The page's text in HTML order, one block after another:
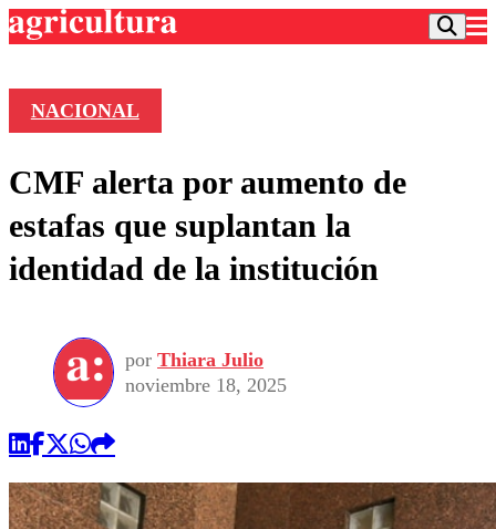
Frecuencias
Agricultura TV
Deportes
Colo Colo
Seleccion Chilena
Torneo Internacional
Universidad de Chile
Entretención
Economía
Internacional
Sustentabilidad
Publicaciones en medios
Opinión
NACIONAL
CMF alerta por aumento de
estafas que suplantan la
identidad de la institución
por Thiara Julio
noviembre 18, 2025